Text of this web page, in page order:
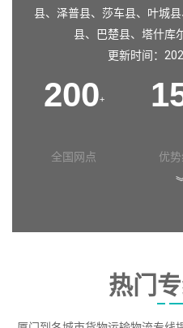
县、 泽普县、 莎车县、 叶城县
县、 巴楚县、 塔什库
更新时间：
200+
全国网点 优
热门